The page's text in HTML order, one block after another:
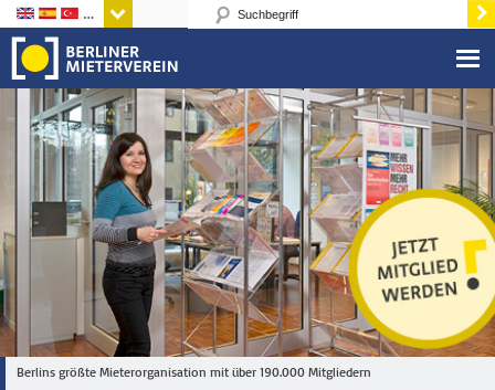
Sprachen
Berlins größte Mieterorganisation mit über 190.000 Mitgliedern